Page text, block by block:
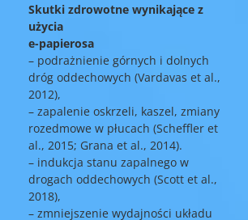
Skutki zdrowotne wynikające z
użycia
e-papierosa
– podrażnienie górnych i dolnych
dróg oddechowych (Vardavas et al.,
2012),
– zapalenie oskrzeli, kaszel, zmiany
rozedmowe w płucach (Scheffler et
al., 2015; Grana et al., 2014).
– indukcja stanu zapalnego w
drogach oddechowych (Scott et al.,
2018),
– zmniejszenie wydajności układu